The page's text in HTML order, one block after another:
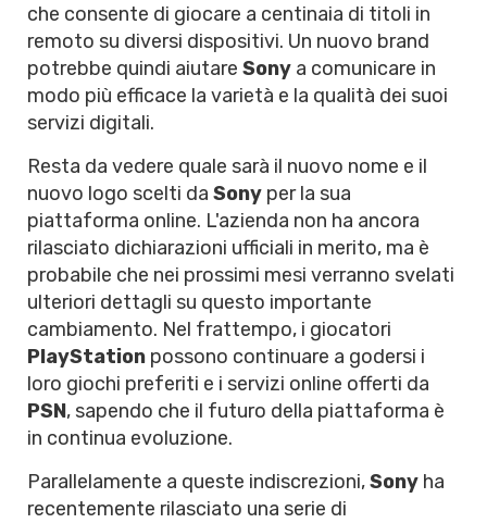
che consente di giocare a centinaia di titoli in
remoto su diversi dispositivi. Un nuovo brand
potrebbe quindi aiutare Sony a comunicare in
modo più efficace la varietà e la qualità dei suoi
servizi digitali.
Resta da vedere quale sarà il nuovo nome e il
nuovo logo scelti da Sony per la sua
piattaforma online. L'azienda non ha ancora
rilasciato dichiarazioni ufficiali in merito, ma è
probabile che nei prossimi mesi verranno svelati
ulteriori dettagli su questo importante
cambiamento. Nel frattempo, i giocatori
PlayStation possono continuare a godersi i
loro giochi preferiti e i servizi online offerti da
PSN, sapendo che il futuro della piattaforma è
in continua evoluzione.
Parallelamente a queste indiscrezioni,Sony ha
recentemente rilasciato una serie di